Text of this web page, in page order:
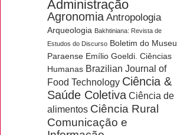
Administração
Agronomia Antropologia
Arqueologia Bakhtiniana: Revista de
Estudos do Discurso Boletim do Museu
Paraense Emílio Goeldi. Ciências
Humanas Brazilian Journal of
Food Technology Ciência &
Saúde Coletiva Ciência de
alimentos Ciência Rural
Comunicação e